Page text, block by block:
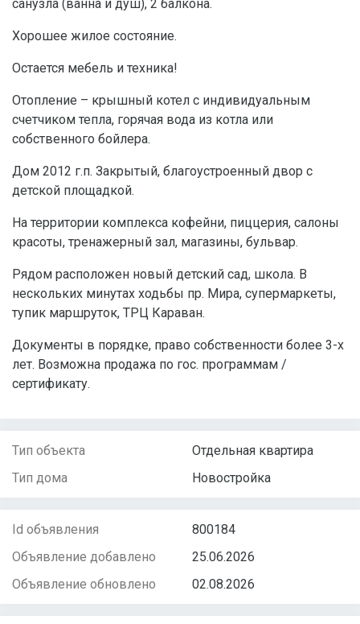
санузла (ванна и душ), 2 балкона.
Хорошее жилое состояние.
Остается мебель и техника!
Отопление – крышный котел с индивидуальным
счетчиком тепла, горячая вода из котла или
собственного бойлера.
Дом 2012 г.п. Закрытый, благоустроенный двор с
детской площадкой.
На территории комплекса кофейни, пиццерия, салоны
красоты, тренажерный зал, магазины, бульвар.
Рядом расположен новый детский сад, школа. В
нескольких минутах ходьбы пр. Мира, супермаркеты,
тупик маршруток, ТРЦ Караван.
Документы в порядке, право собственности более 3-х
лет. Возможна продажа по гос. программам /
сертификату.
Тип объекта
Отдельная квартира
Тип дома
Новостройка
Id объявления
800184
Объявление добавлено
25.06.2026
Объявление обновлено
02.08.2026